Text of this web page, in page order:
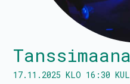
17.11.2025 KLO 16:30